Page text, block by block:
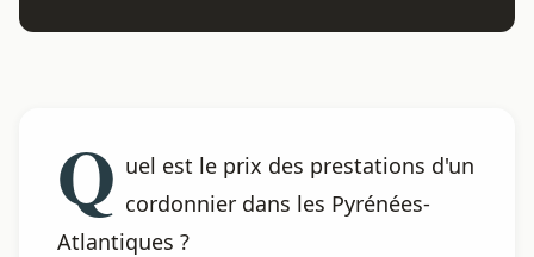
Q uel est le prix des prestations d'un
cordonnier dans les Pyrénées-
Atlantiques ?